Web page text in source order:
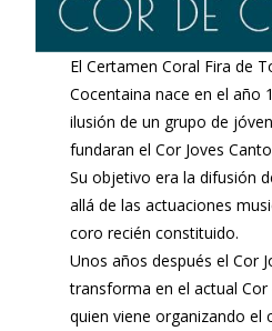
El Certamen Coral Fira de
Cocentaina nace en el año
ilusión de un grupo de
fundaran el Cor Joves
Su objetivo era la difusión
allá de las actuaciones
coro recién constituido.
Unos años después el Cor
transforma en el actual
quien viene organizando el